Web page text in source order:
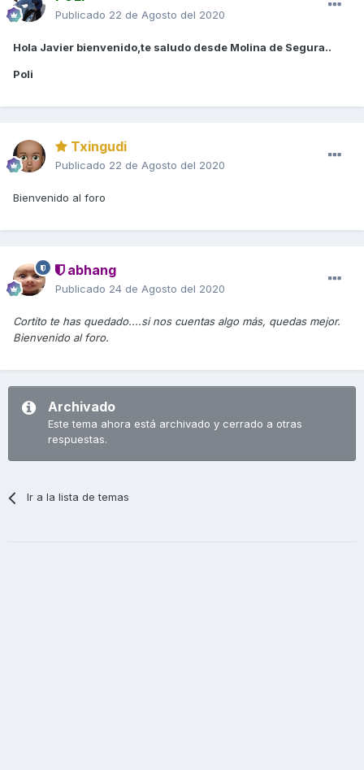
Publicado 22 de Agosto del 2020
Hola Javier bienvenido,te saludo desde Molina de Segura..
Poli
Txingudi
Publicado 22 de Agosto del 2020
Bienvenido al foro
abhang
Publicado 24 de Agosto del 2020
Cortito te has quedado....si nos cuentas algo más, quedas mejor.
Bienvenido al foro.
Archivado
Este tema ahora está archivado y cerrado a otras
respuestas.
Ir a la lista de temas